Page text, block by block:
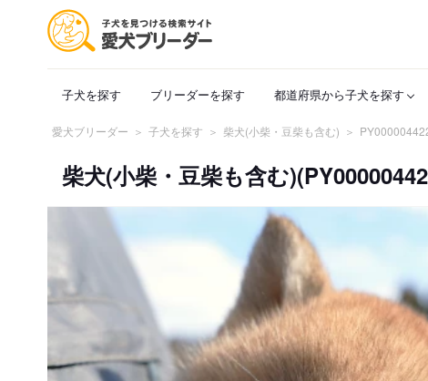
子犬を探す ブリーダーを探す 都道府県から子犬を探す
愛犬ブリーダー 子犬を探す 柴犬(小柴・豆柴も含む)
柴犬(小柴・豆柴も含む